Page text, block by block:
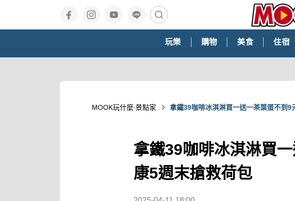
玩樂 購物 美食 住宿
MOOK玩什麼‧景點家 拿鐵39咖啡冰淇淋買一送一茶葉蛋不到
拿鐵39咖啡冰淇淋買
康5週末搶救荷包